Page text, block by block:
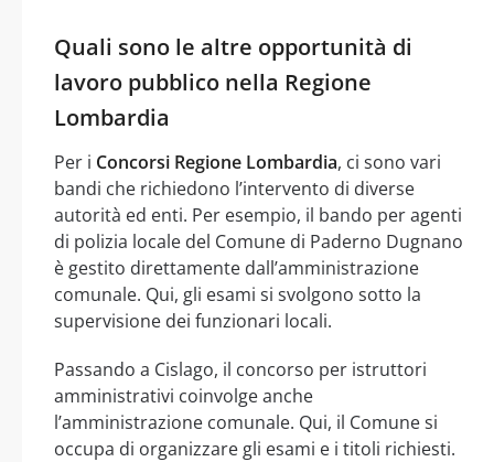
Quali sono le altre opportunità di
lavoro pubblico nella Regione
Lombardia
Per i Concorsi Regione Lombardia, ci sono vari
bandi che richiedono l’intervento di diverse
autorità ed enti. Per esempio, il bando per agenti
di polizia locale del Comune di Paderno Dugnano
è gestito direttamente dall’amministrazione
comunale. Qui, gli esami si svolgono sotto la
supervisione dei funzionari locali.
Passando a Cislago, il concorso per istruttori
amministrativi coinvolge anche
l’amministrazione comunale. Qui, il Comune si
occupa di organizzare gli esami e i titoli richiesti.